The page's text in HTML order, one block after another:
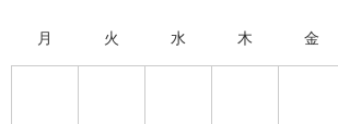
月 火 水 木 金